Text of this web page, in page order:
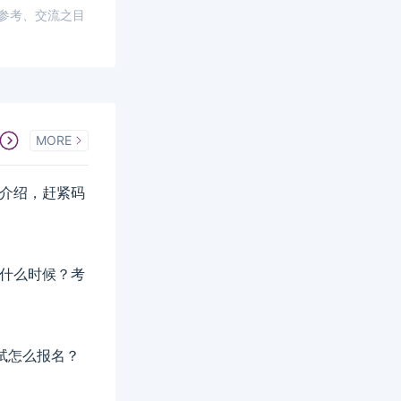
考、交流之目
MORE
绍，赶紧码
么时候？考
怎么报名？